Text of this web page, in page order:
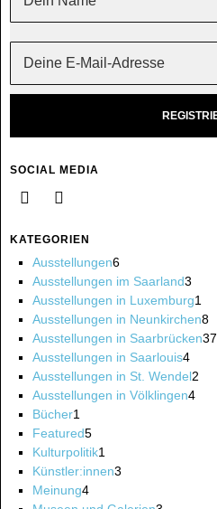
SOCIAL MEDIA
KATEGORIEN
Ausstellungen6
Ausstellungen im Saarland3
Ausstellungen in Luxemburg1
Ausstellungen in Neunkirchen8
Ausstellungen in Saarbrücken37
Ausstellungen in Saarlouis4
Ausstellungen in St. Wendel2
Ausstellungen in Völklingen4
Bücher1
Featured5
Kulturpolitik1
Künstler:innen3
Meinung4